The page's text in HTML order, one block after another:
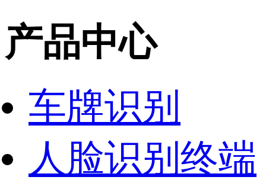
产品中心
车牌识别
人脸识别终端